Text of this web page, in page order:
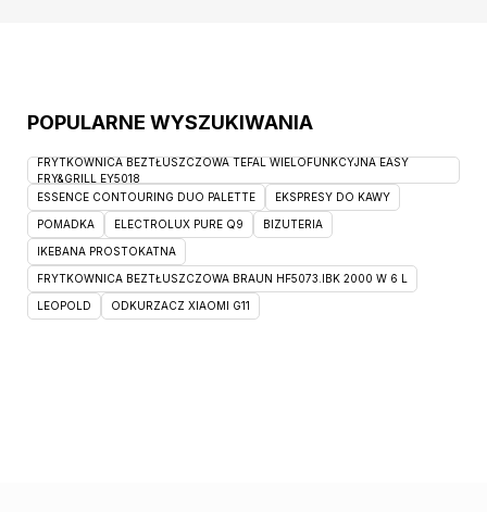
POPULARNE WYSZUKIWANIA
FRYTKOWNICA BEZTŁUSZCZOWA TEFAL WIELOFUNKCYJNA EASY
FRY&GRILL EY5018
ESSENCE CONTOURING DUO PALETTE
EKSPRESY DO KAWY
POMADKA ELECTROLUX PURE Q9 BIZUTERIA
IKEBANA PROSTOKATNA
FRYTKOWNICA BEZTŁUSZCZOWA BRAUN HF5073.IBK 2000 W 6 L
LEOPOLD ODKURZACZ XIAOMI G11